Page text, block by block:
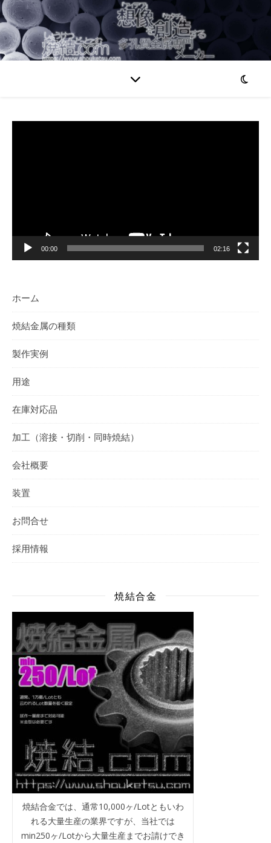
00:00 02:16
ホーム
焼結金属の種類
製作実例
用途
在庫対応品
加工（溶接・切削・同時焼結）
会社概要
装置
お問合せ
採用情報
焼結合金
焼結合金では、通常10,000ヶ/Lotともいわ
れる大量生産の業界ですが、当社では
min250ヶ/Lotから大量生産までお請けでき